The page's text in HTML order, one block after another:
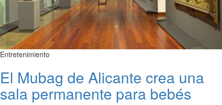
Entretenimiento
El Mubag de Alicante crea una
sala permanente para bebés